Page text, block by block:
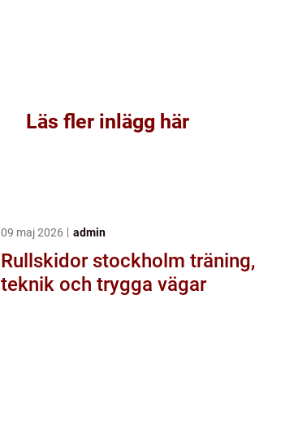
Läs fler inlägg här
09 maj 2026 admin
Rullskidor stockholm träning,
teknik och trygga vägar